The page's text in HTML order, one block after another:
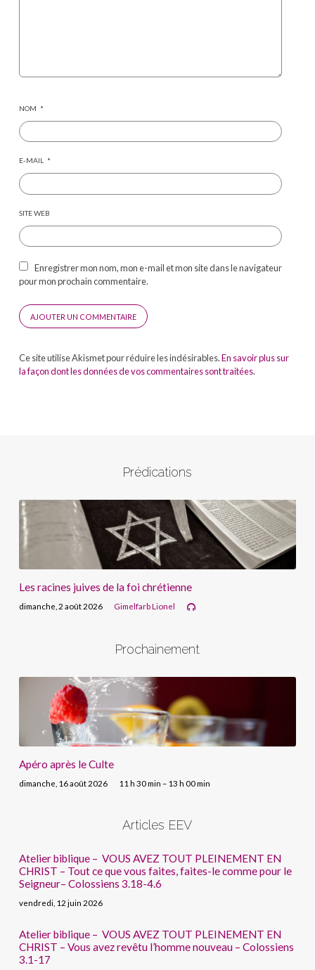
NOM *
E-MAIL *
SITE WEB
Enregistrer mon nom, mon e-mail et mon site dans le navigateur
pour mon prochain commentaire.
Ce site utilise Akismet pour réduire les indésirables.En savoir plus sur
la façon dont les données de vos commentaires sont traitées.
Prédications
Les racines juives de la foi chrétienne
dimanche, 2 août 2026 Gimelfarb Lionel
Prochainement
Apéro après le Culte
dimanche, 16 août 2026 11 h 30 min – 13 h 00 min
Articles EEV
Atelier biblique – VOUS AVEZ TOUT PLEINEMENT EN
CHRIST – Tout ce que vous faites, faites-le comme pour le
Seigneur– Colossiens 3.18-4.6
vendredi, 12 juin 2026
Atelier biblique – VOUS AVEZ TOUT PLEINEMENT EN
CHRIST – Vous avez revêtu l’homme nouveau – Colossiens
3.1-17